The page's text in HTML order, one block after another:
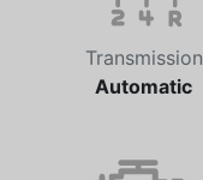
Transmission
Automatic